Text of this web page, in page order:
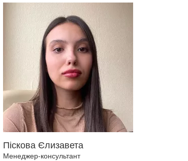
Піскова Єлизавета
Менеджер-консультант